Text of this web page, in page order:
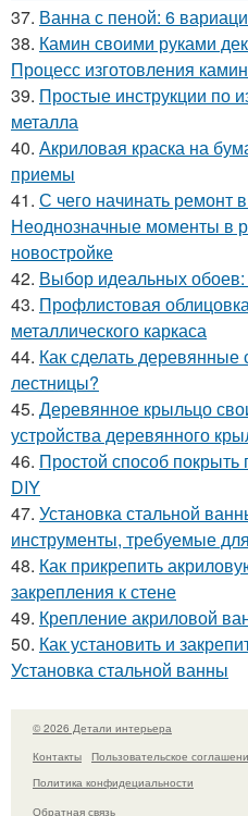
37. Ванна с пеной: 6
38. Камин своими руками
Процесс изготовления
39. Простые инструкции по
металла
40. Акриловая краска на
приемы
41. С чего начинать ремонт
Неоднозначные моменты в
новостройке
42. Выбор идеальных
43. Профлистовая
металлического каркаса
44. Как сделать деревянные
лестницы?
45. Деревянное крыльцо
устройства деревянного
46. Простой способ
DIY
47. Установка стальной
инструменты, требуемые
48. Как прикрепить
закрепления к стене
49. Крепление акриловой
50. Как установить и
Установка стальной ванны
© 2026 Детали интерьера
Контакты
Пользовательское
Политика конфидециальности
Обратная связь